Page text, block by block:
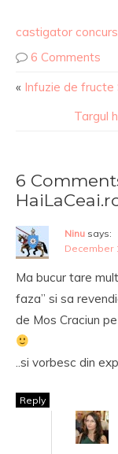
castigator concurs
6 Comments
« Infuzie de fructe
Targul
6
Ninu says:
December
Ma bucur tare
faza” si sa
de Mos Craciun
..si vorbesc din
Reply